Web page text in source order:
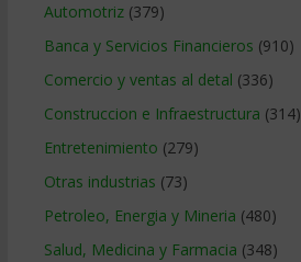
Automotriz(379)
Banca y Servicios Financieros (910)
Comercio y ventas al detal (336)
Construccion e Infraestructura (314)
Entretenimiento (279)
Otras industrias (73)
Petroleo, Energia y Mineria (480)
Salud, Medicina y Farmacia (348)